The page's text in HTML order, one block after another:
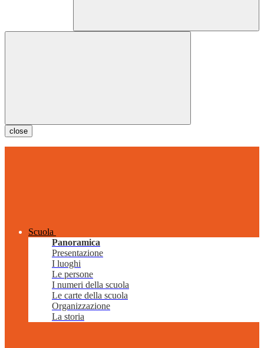
close
Scuola
Panoramica
Presentazione
I luoghi
Le persone
I numeri della scuola
Le carte della scuola
Organizzazione
La storia